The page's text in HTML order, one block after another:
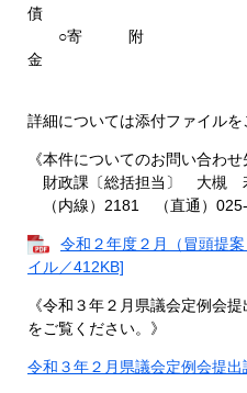
債 ２３，８
○寄 附
金 ３
詳細については添付ファイルを
《本件についてのお問い合わせ
財政課〔総括担当〕 大槻
（内線）2181 （直通）
令和２年度２月（冒頭提
イル／412KB]
《令和３年２月県議会定例会
をご覧ください。》
令和３年２月県議会定例会提出